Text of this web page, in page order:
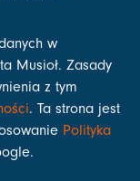
w
Musioł. Zasady
z tym
. Ta strona jest
Polityka